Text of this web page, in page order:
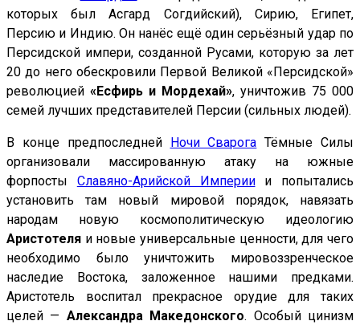
которых был Асгард Согдийский), Сирию, Египет,
Персию и Индию. Он нанёс ещё один серьёзный удар по
Персидской импери, созданной Русами, которую за лет
20 до него обескровили Первой Великой «Персидской»
революцией «Есфирь и Мордехай», уничтожив 75 000
семей лучших представителей Персии (сильных людей).
В конце предпоследней Ночи Сварога Тёмные Силы
организовали массированную атаку на южные
форпосты Славяно-Арийской Империии попытались
установить там новый мировой порядок, навязать
народам новую космополитическую идеологию
Аристотеля и новые универсальные ценности, для чего
необходимо было уничтожить мировоззренческое
наследие Востока, заложенное нашими предками.
Аристотель воспитал прекрасное орудие для таких
целей — Александра Македонского. Особый цинизм